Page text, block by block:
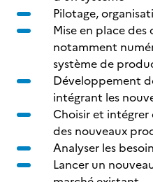
Pilotage,
Mise en place
notamment
système de
Développement
intégrant les
Choisir et intégrer
des nouveaux
Analyser les
Lancer un